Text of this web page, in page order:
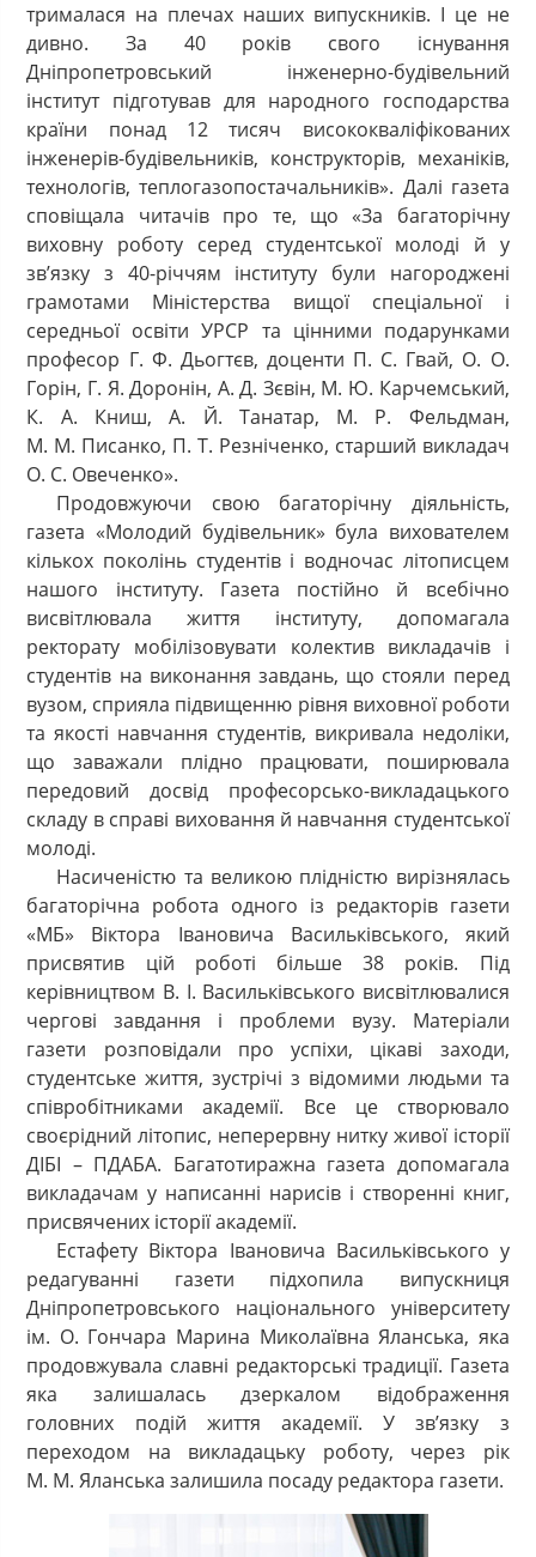
трималася на плечах наших випускників. І це не
дивно. За 40 років свого існування
Дніпропетровський інженерно-будівельний
інститут підготував для народного господарства
країни понад 12 тисяч висококваліфікованих
інженерів-будівельників, конструкторів, механіків,
технологів, теплогазопостачальників». Далі газета
сповіщала читачів про те, що «За багаторічну
виховну роботу серед студентської молоді й у
зв’язку з 40-річчям інституту були нагороджені
грамотами Міністерства вищої спеціальної і
середньої освіти УРСР та цінними подарунками
професор Г. Ф. Дьогтєв, доценти П. С. Гвай, О. О.
Горін, Г. Я. Доронін, А. Д. Зєвін, М. Ю. Карчемський,
К. А. Книш, А. Й. Танатар, М. Р. Фельдман,
М. М. Писанко, П. Т. Резніченко, старший викладач
О. С. Овеченко».
Продовжуючи свою багаторічну діяльність,
газета «Молодий будівельник» була вихователем
кількох поколінь студентів і водночас літописцем
нашого інституту. Газета постійно й всебічно
висвітлювала життя інституту, допомагала
ректорату мобілізовувати колектив викладачів і
студентів на виконання завдань, що стояли перед
вузом, сприяла підвищенню рівня виховної роботи
та якості навчання студентів, викривала недоліки,
що заважали плідно працювати, поширювала
передовий досвід професорсько-викладацького
складу в справі виховання й навчання студентської
молоді.
Насиченістю та великою плідністю вирізнялась
багаторічна робота одного із редакторів газети
«МБ» Віктора Івановича Васильківського, який
присвятив цій роботі більше 38 років. Під
керівництвом В. І. Васильківського висвітлювалися
чергові завдання і проблеми вузу. Матеріали
газети розповідали про успіхи, цікаві заходи,
студентське життя, зустрічі з відомими людьми та
співробітниками академії. Все це створювало
своєрідний літопис, неперервну нитку живої історії
ДІБІ – ПДАБА. Багатотиражна газета допомагала
викладачам у написанні нарисів і створенні книг,
присвячених історії академії.
Естафету Віктора Івановича Васильківського у
редагуванні газети підхопила випускниця
Дніпропетровського національного університету
ім. О. Гончара Марина Миколаївна Яланська, яка
продовжувала славні редакторські традиції. Газета
яка залишалась дзеркалом відображення
головних подій життя академії. У зв’язку з
переходом на викладацьку роботу, через рік
М. М. Яланська залишила посаду редактора газети.